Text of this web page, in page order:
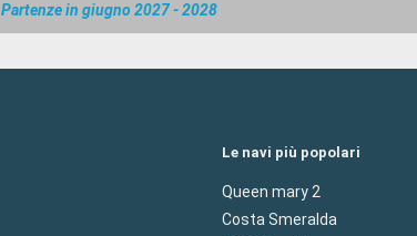
Partenze in giugno 2027 - 2028
Le navi più popolari
Queen mary 2
Costa Smeralda